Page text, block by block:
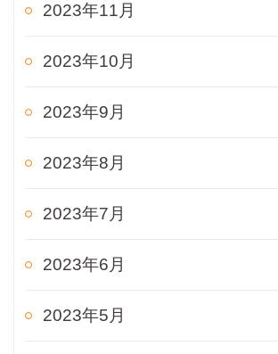
2023年11月
2023年10月
2023年9月
2023年8月
2023年7月
2023年6月
2023年5月